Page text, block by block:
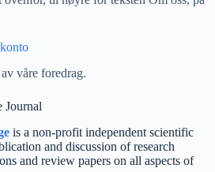
våre foredrag.
Journal
is a non-profit independent scientific
and discussion of research
and review papers on all aspects of